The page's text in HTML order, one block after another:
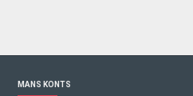
MANS KONTS